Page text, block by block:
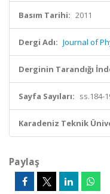
Basım Tarihi: 2011
Dergi Adı: Journal of
Derginin Tarandığı
Sayfa Sayıları: ss.184-
Karadeniz Teknik
Paylaş